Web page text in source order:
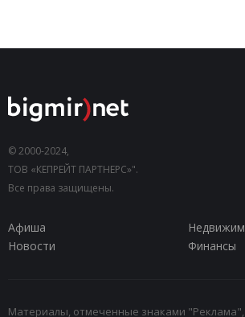
© 2000-2024,
ТОВ «КЕПРЕЙТ ПАРТНЕРС»".
Все права защищены.
Афиша
Новости
Финансы
Материалы, отмеченные знаками